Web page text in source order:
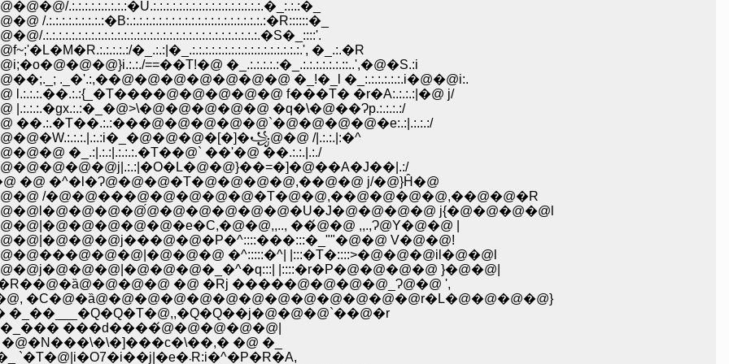
.:.:.:.:.:.:.:.:.:�U.:.:.:.:.:.:.:.:.:.:.:.:.:.:.:.:.:.�_:.:.:�_
�_.:.:|�_.:.:.:.:.:.:.:.:.:.:.:.:.:.:.:.:.:.', �_.:.�R
==��T!�@ �_.:.:.:.:.:�_.:.:.:.:.:.:.::..',�@�S.:i
._�'.:,��@�@�@�@�@�@�@ �_!�_l �_:.:.:.:.:.:.i�@�@i:.
l.:.:.:.��.:.:{_�T����@�@�@�@�@ f���T� �r�A:.:.:.:|�@ j/
�q�\�@��Ɂp.:.:.:.:/
��.:.�T��.:.:���@�@�@�@�@`�@�@�@�@�e:.:|.:.:.:/
/|.:.:.|:�^
�_.:|.:.:|.:.:.:.�T��@` ��'�@ ��.:.:.|.:./
�@ �^�l�Ɂ@�@�@�T�@�@�@�@,��@�@ j/�@}Ĥ�@
/�@�@���@�@�@�@�@�T�@�@,��@�@�@�@,��@�@�R
j{�@�@�@�@l
��́@�@ ,,.,Ɂ@Y�@�@ |
V�@�@!
�^:::::�^| |:::�T�::::>�@�@�@il�@�@l
|::::�r�P�@�@�@�@ }�@�@|
�@ �Rj �����@�@�@�@_Ɂ@�@ ',
�C�@�ȁ@�@�@�@�@�@�@�@�@�@�@�@�@r�L�@�@�@�@}
�_��___�Q�Q�T�@,,�Q�Q��j�@�@�@`��@�r
�_��� ���d����́@�@�@�@�@|
�_ �@�N���\�\�]���c�\��,� �@ �_
�@�@�@�@�@�@ �_�@�_:::::::::::::::::::::::::::::::::::::�_ `�T�@|i�O7�i��j|�e�܁R:i�^�P�R�A,